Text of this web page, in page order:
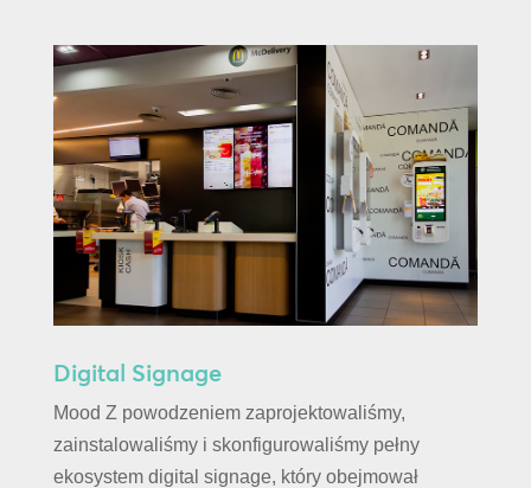
Digital Signage
Mood Z powodzeniem zaprojektowaliśmy,
zainstalowaliśmy i skonfigurowaliśmy pełny
ekosystem digital signage, który obejmował